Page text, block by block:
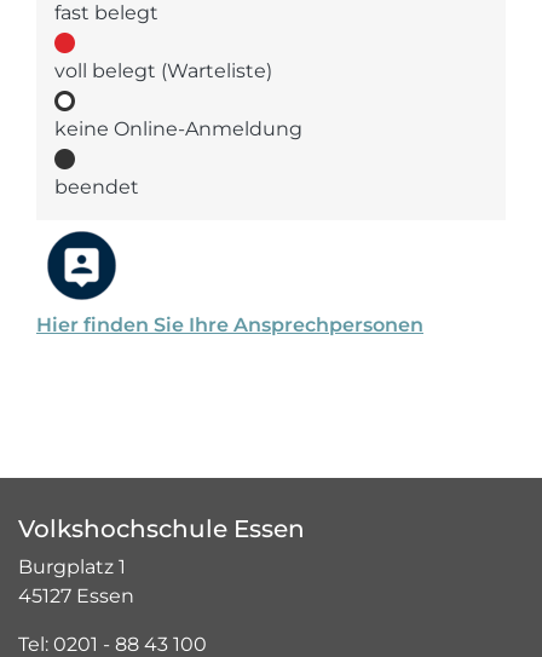
Hier finden Sie Ihre Ansprechpersonen
fast belegt
voll belegt (Warteliste)
keine Online-Anmeldung
beendet
Volkshochschule Essen
Burgplatz 1
45127 Essen
Tel: 0201 - 88 43 100